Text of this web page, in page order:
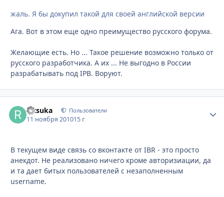
жаль. Я бы докупил такой для своей английской версии
Ага. Вот в этом еще одно преимущество русского форума.
Желающие есть. Но ... Такое решение возможно только от
русского разработчика. А их ... Не выгодно в России
разрабатывать под IPB. Воруют.
Ritsuka Пользователи
11 ноября 201015 г
В текущем виде связь со вконтакте от IBR - это просто
анекдот. Не реализовано ничего кроме авторизиации, да
и та дает битых пользователей с незаполненным
username.